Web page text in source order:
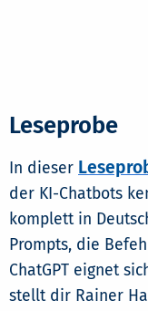
Leseprobe
In dieser
der KI-Chatbots
komplett in
Prompts, die
ChatGPT eignet
stellt dir Rainer